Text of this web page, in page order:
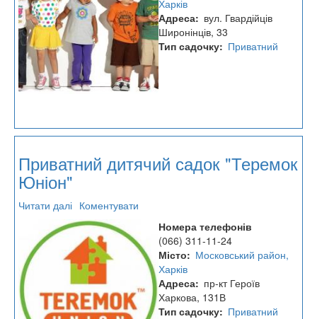
"Міні-
садок
БебіЛенд"
Харків
Адреса
вул. Гвардійців
Широнінців, 33
Тип садочку
Приватний
Приватний дитячий садок "Теремок
Юніон"
Читати далі про
Приватний
дитячий
садок
"Теремок
Юніон"
Коментувати
Номера телефонів
(066) 311-11-24
Місто
Московський район,
Харків
Адреса
пр-кт Героїв
Харкова, 131В
Тип садочку
Приватний